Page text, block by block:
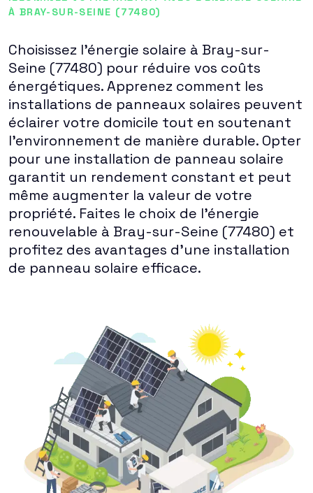
À BRAY-SUR-SEINE (77480)
Choisissez l'énergie solaire à Bray-sur-
Seine (77480) pour réduire vos coûts
énergétiques. Apprenez comment les
installations de panneaux solaires peuvent
éclairer votre domicile tout en soutenant
l'environnement de manière durable. Opter
pour une installation de panneau solaire
garantit un rendement constant et peut
même augmenter la valeur de votre
propriété. Faites le choix de l'énergie
renouvelable à Bray-sur-Seine (77480) et
profitez des avantages d'une installation
de panneau solaire efficace.